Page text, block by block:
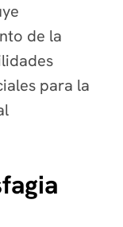
de la
para la